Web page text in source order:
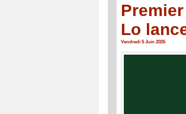
Lo
Vendredi 5 Juin 2026